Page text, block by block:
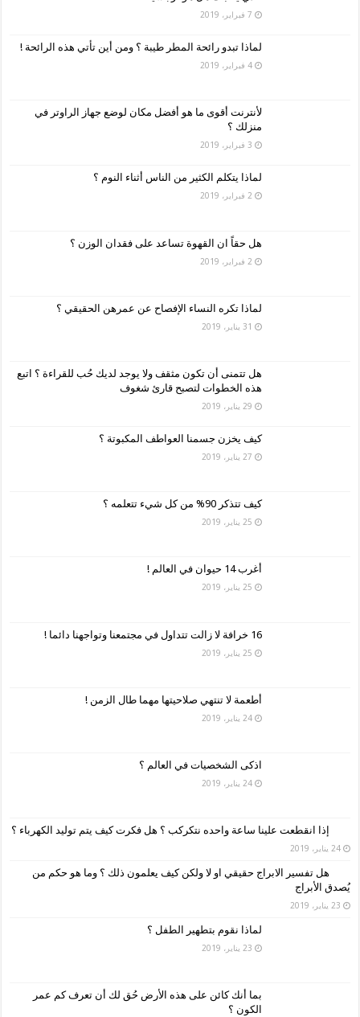
7 فبراير، 2019
لماذا تبدو رائحة المطر طيبة ؟ ومن أين تأتي هذه الرائحة !
4 فبراير، 2019
لأنترنت أقوى ما هو أفضل مكان لوضع جهاز الراوتر في
منزلك ؟
3 فبراير، 2019
لماذا يتكلم الكثير من الناس أثناء النوم ؟
2 فبراير، 2019
هل حقاً ان القهوة تساعد على فقدان الوزن ؟
2 فبراير، 2019
لماذا تكره النساء الإفصاح عن عمرهن الحقيقي ؟
31 يناير، 2019
هل تتمنى أن تكون مثقف ولا يوجد لديك حُب للقراءة ؟ اتبع
هذه الخطوات لتصبح قارئ شغوف
29 يناير، 2019
كيف يخزن جسمنا العواطف المكبوتة ؟
27 يناير، 2019
كيف تتذكر 90% من كل شيء تتعلمه ؟
25 يناير، 2019
أغرب 14 حيوان في العالم !
25 يناير، 2019
16 خرافة لا زالت تتداول في مجتمعنا وتواجهنا دائما !
25 يناير، 2019
أطعمة لا تنتهي صلاحيتها مهما طال الزمن !
24 يناير، 2019
اذكى الشخصيات في العالم ؟
24 يناير، 2019
إذا انقطعت علينا ساعة واحده نتكركب ؟ هل فكرت كيف يتم توليد الكهرباء ؟
24 يناير، 2019
هل تفسير الابراج حقيقي او لا ولكن كيف يعلمون ذلك ؟ وما هو حكم من
يُصدق الأبراج
23 يناير، 2019
لماذا نقوم بتطهير الطفل ؟
23 يناير، 2019
بما أنك كائن على هذه الأرض حُق لك أن تعرف كم عمر
الكون ؟